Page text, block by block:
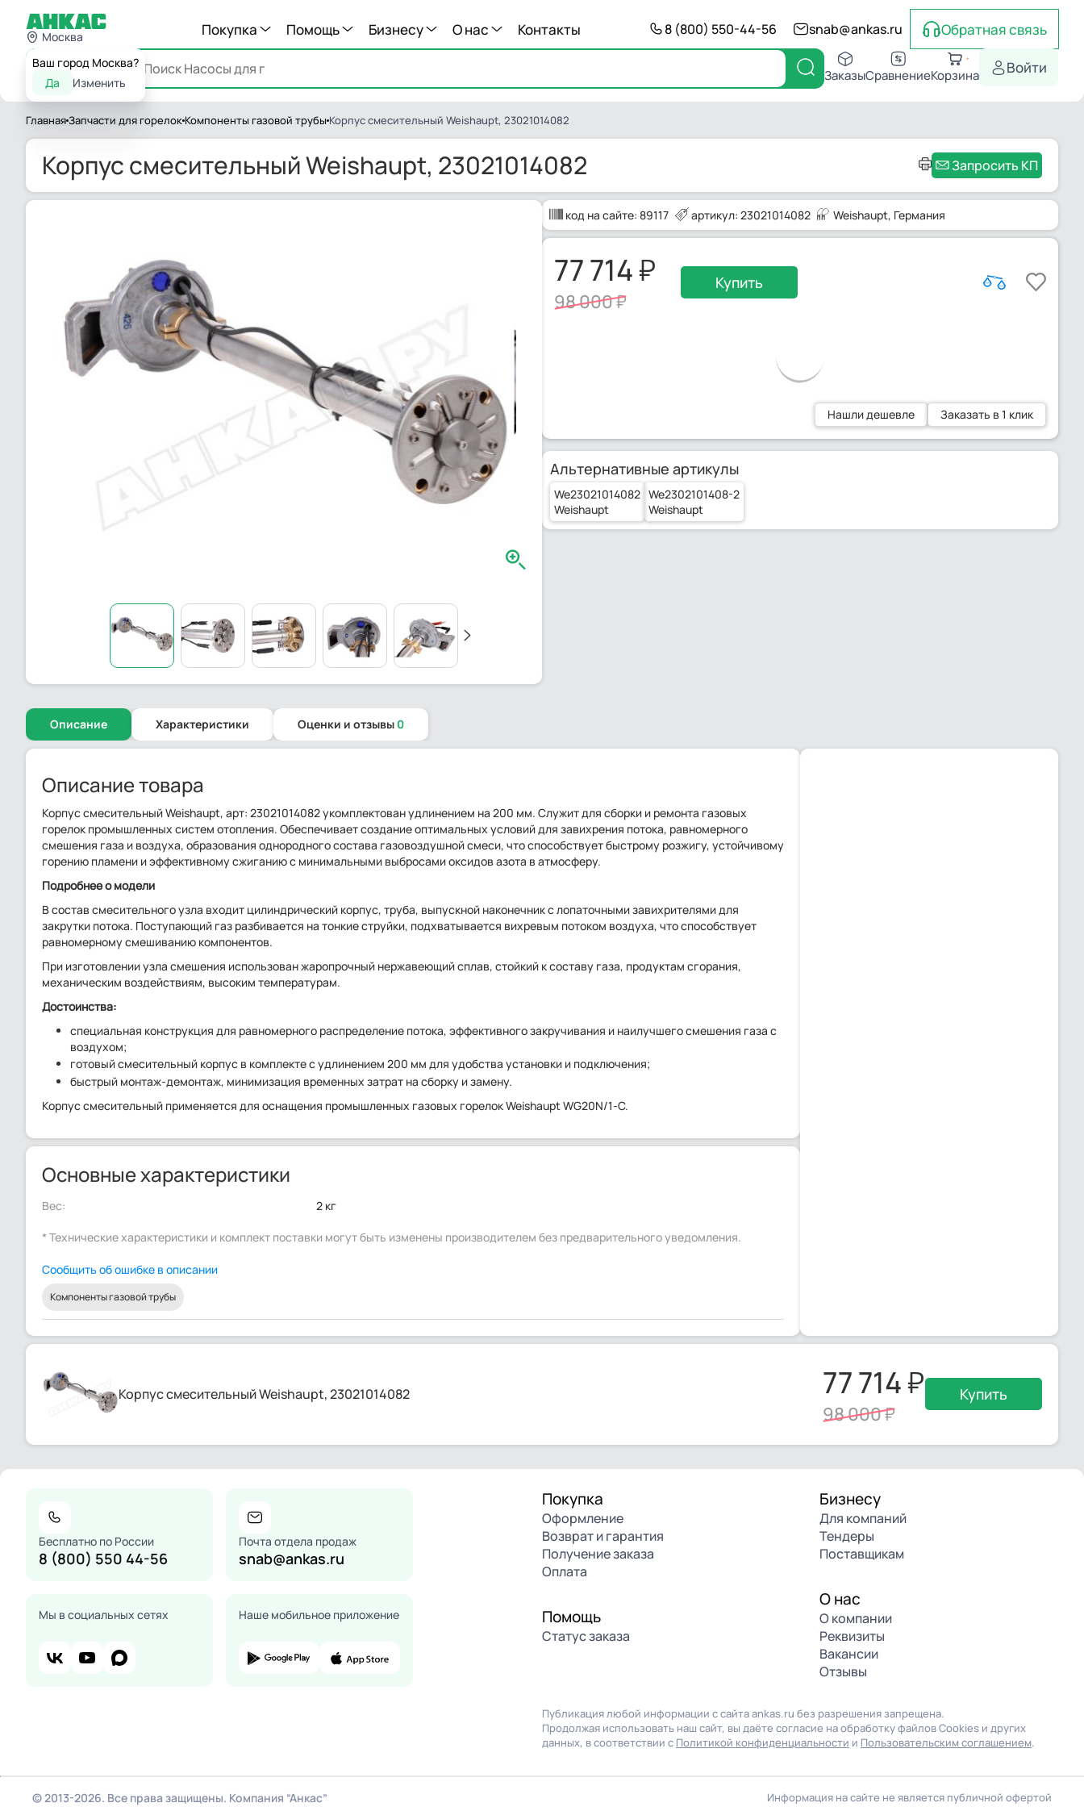
Москва
Ваш город Москва?
Да
Изменить
Покупка Помощь Бизнесу О нас Контакты 8 (800) 550-44-56 snab@ankas.ru Обратная связь
Каталог ЗаказыСравнениеКорзина Войти
ГлавнаяЗапчасти для горелок Компоненты газовой трубы Корпус смесительный Weishaupt, 23021014082
Корпус смесительный Weishaupt, 23021014082 Запросить КП
код на сайте: 89117 артикул: 23021014082 Weishaupt, Германия
77 714
98 000
Купить
Нашли дешевле Заказать в 1 клик
Альтернативные артикулы
We23021014082
Weishaupt
We2302101408-2
Weishaupt
Описание Характеристики Оценки и отзывы 0
Описание товара
Корпус смесительный Weishaupt, арт: 23021014082 укомплектован удлинением на 200 мм. Служит для сборки и ремонта газовых
горелок промышленных систем отопления. Обеспечивает создание оптимальных условий для завихрения потока, равномерного
смешения газа и воздуха, образования однородного состава газовоздушной смеси, что способствует быстрому розжигу, устойчивому
горению пламени и эффективному сжиганию с минимальными выбросами оксидов азота в атмосферу.
Подробнее о модели
В состав смесительного узла входит цилиндрический корпус, труба, выпускной наконечник с лопаточными завихрителями для
закрутки потока. Поступающий газ разбивается на тонкие струйки, подхватывается вихревым потоком воздуха, что способствует
равномерному смешиванию компонентов.
При изготовлении узла смешения использован жаропрочный нержавеющий сплав, стойкий к составу газа, продуктам сгорания,
механическим воздействиям, высоким температурам.
Достоинства:
специальная конструкция для равномерного распределение потока, эффективного закручивания и наилучшего смешения газа с
воздухом;
готовый смесительный корпус в комплекте с удлинением 200 мм для удобства установки и подключения;
быстрый монтаж-демонтаж, минимизация временных затрат на сборку и замену.
Корпус смесительный применяется для оснащения промышленных газовых горелок Weishaupt WG20N/1-C.
Основные характеристики
Вес: 2 кг
* Технические характеристики и комплект поставки могут быть изменены производителем без предварительного уведомления.
Сообщить об ошибке в описании
Компоненты газовой трубы
Корпус смесительный Weishaupt, 23021014082 77 714
98 000
Купить
Бесплатно по России
8 (800) 550 44-56
Почта отдела продаж
snab@ankas.ru
Мы в социальных сетях Наше мобильное приложение
Покупка
Оформление
Возврат и гарантия
Получение заказа
Оплата
Помощь
Статус заказа
Бизнесу
Для компаний
Тендеры
Поставщикам
О нас
О компании
Реквизиты
Вакансии
Отзывы
Публикация любой информации с сайта ankas.ru без разрешения запрещена.
Продолжая использовать наш сайт, вы даёте согласие на обработку файлов Cookies и других
данных, в соответствии с Политикой конфиденциальности и Пользовательским соглашением.
© 2013-2026. Все права защищены. Компания “Анкас” Информация на сайте не является публичной офертой